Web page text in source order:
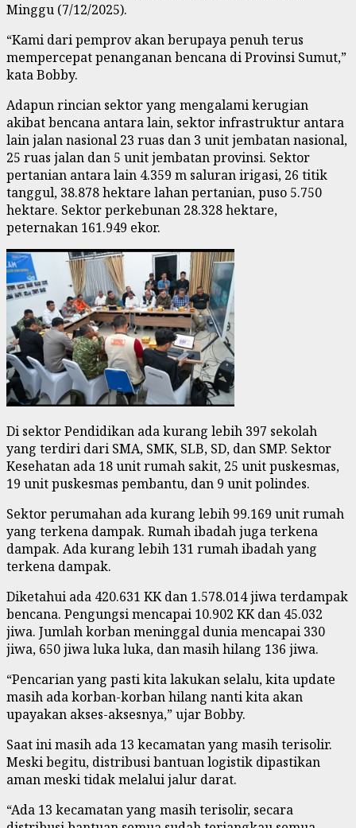
Minggu (7/12/2025).
“Kami dari pemprov akan berupaya penuh terus
mempercepat penanganan bencana di Provinsi Sumut,”
kata Bobby.
Adapun rincian sektor yang mengalami kerugian
akibat bencana antara lain, sektor infrastruktur antara
lain jalan nasional 23 ruas dan 3 unit jembatan nasional,
25 ruas jalan dan 5 unit jembatan provinsi. Sektor
pertanian antara lain 4.359 m saluran irigasi, 26 titik
tanggul, 38.878 hektare lahan pertanian, puso 5.750
hektare. Sektor perkebunan 28.328 hektare,
peternakan 161.949 ekor.
Di sektor Pendidikan ada kurang lebih 397 sekolah
yang terdiri dari SMA, SMK, SLB, SD, dan SMP. Sektor
Kesehatan ada 18 unit rumah sakit, 25 unit puskesmas,
19 unit puskesmas pembantu, dan 9 unit polindes.
Sektor perumahan ada kurang lebih 99.169 unit rumah
yang terkena dampak. Rumah ibadah juga terkena
dampak. Ada kurang lebih 131 rumah ibadah yang
terkena dampak.
Diketahui ada 420.631 KK dan 1.578.014 jiwa terdampak
bencana. Pengungsi mencapai 10.902 KK dan 45.032
jiwa. Jumlah korban meninggal dunia mencapai 330
jiwa, 650 jiwa luka luka, dan masih hilang 136 jiwa.
“Pencarian yang pasti kita lakukan selalu, kita update
masih ada korban-korban hilang nanti kita akan
upayakan akses-aksesnya,” ujar Bobby.
Saat ini masih ada 13 kecamatan yang masih terisolir.
Meski begitu, distribusi bantuan logistik dipastikan
aman meski tidak melalui jalur darat.
“Ada 13 kecamatan yang masih terisolir, secara